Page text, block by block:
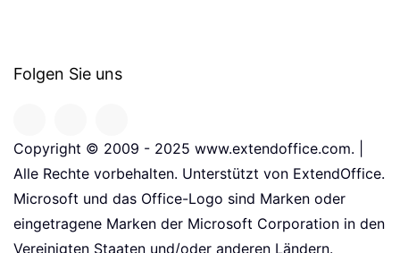
Folgen Sie uns
Copyright © 2009 - 2025 www.extendoffice.com. |
Alle Rechte vorbehalten. Unterstützt von ExtendOffice.
Microsoft und das Office-Logo sind Marken oder
eingetragene Marken der Microsoft Corporation in den
Vereinigten Staaten und/oder anderen Ländern.